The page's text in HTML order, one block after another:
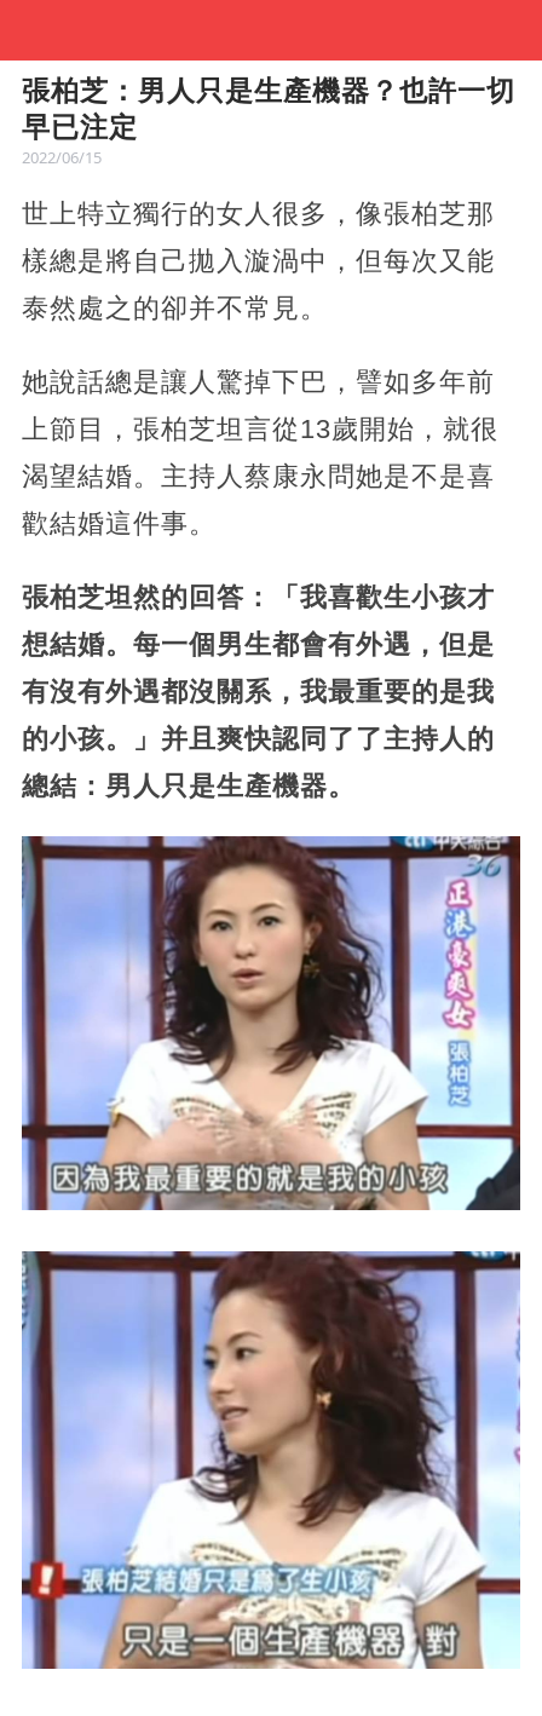
張柏芝：男人只是生產機器？也許一切
早已注定
2022/06/15
世上特立獨行的女人很多，像張柏芝那
樣總是將自己拋入漩渦中，但每次又能
泰然處之的卻并不常見。
她說話總是讓人驚掉下巴，譬如多年前
上節目，張柏芝坦言從13歲開始，就很
渴望結婚。主持人蔡康永問她是不是喜
歡結婚這件事。
張柏芝坦然的回答：「我喜歡生小孩才
想結婚。每一個男生都會有外遇，但是
有沒有外遇都沒關系，我最重要的是我
的小孩。」并且爽快認同了了主持人的
總結：男人只是生產機器。